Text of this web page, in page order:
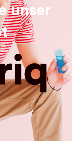
unser